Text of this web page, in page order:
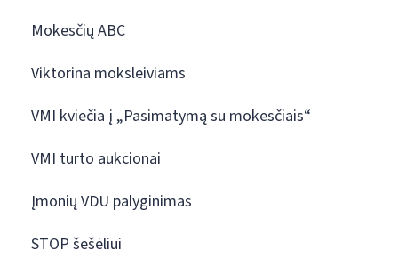
Mokesčių ABC
Viktorina moksleiviams
VMI kviečia į „Pasimatymą su mokesčiais“
VMI turto aukcionai
Įmonių VDU palyginimas
STOP šešėliui